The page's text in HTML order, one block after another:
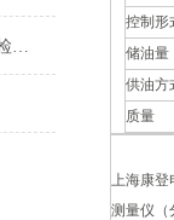
DT-9881M一氧化碳甲醛PM2.5检测仪的介绍:
控制形
储油量
供油方
质量
上海康登
测量仪（